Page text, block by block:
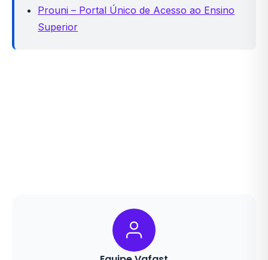
Prouni – Portal Único de Acesso ao Ensino
Superior